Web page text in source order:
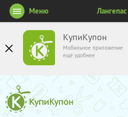
КупиКупон
Мобильное приложение
ещё удобнее
Меню Лангепас